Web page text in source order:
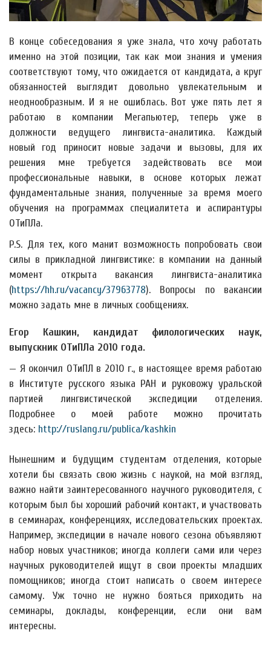
В конце собеседования я уже знала, что хочу работать
именно на этой позиции, так как мои знания и умения
соответствуют тому, что ожидается от кандидата, а круг
обязанностей выглядит довольно увлекательным и
неоднообразным. И я не ошиблась. Вот уже пять лет я
работаю в компании Мегапьютер, теперь уже в
должности ведущего лингвиста-аналитика. Каждый
новый год приносит новые задачи и вызовы, для их
решения мне требуется задействовать все мои
профессиональные навыки, в основе которых лежат
фундаментальные знания, полученные за время моего
обучения на программах специалитета и аспирантуры
ОТиПЛа.
P.S. Для тех, кого манит возможность попробовать свои
силы в прикладной лингвистике: в компании на данный
момент открыта вакансия лингвиста-аналитика
(https://hh.ru/vacancy/37963778). Вопросы по вакансии
можно задать мне в личных сообщениях.
Егор Кашкин, кандидат филологических наук,
выпускник ОТиПЛа 2010 года.
— Я окончил ОТиПЛ в 2010 г., в настоящее время работаю
в Институте русского языка РАН и руковожу уральской
партией лингвистической экспедиции отделения.
Подробнее о моей работе можно прочитать
здесь: http://ruslang.ru/publica/kashkin
Нынешним и будущим студентам отделения, которые
хотели бы связать свою жизнь с наукой, на мой взгляд,
важно найти заинтересованного научного руководителя, с
которым был бы хороший рабочий контакт, и участвовать
в семинарах, конференциях, исследовательских проектах.
Например, экспедиции в начале нового сезона объявляют
набор новых участников; иногда коллеги сами или через
научных руководителей ищут в свои проекты младших
помощников; иногда стоит написать о своем интересе
самому. Уж точно не нужно бояться приходить на
семинары, доклады, конференции, если они вам
интересны.